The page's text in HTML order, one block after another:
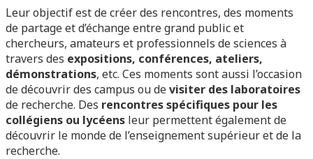
Leur objectif est de créer des rencontres, des moments
de partage et d’échange entre grand public et
chercheurs, amateurs et professionnels de sciences à
travers des expositions, conférences, ateliers,
démonstrations, etc. Ces moments sont aussi l’occasion
de découvrir des campus ou devisiter des laboratoires
de recherche. Des rencontres spécifiques pour les
collégiens ou lycéens leur permettent également de
découvrir le monde de l’enseignement supérieur et de la
recherche.